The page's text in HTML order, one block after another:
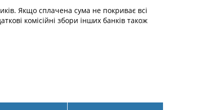
Якщо сплачена сума не покриває всі
комісійні збори інших банків також